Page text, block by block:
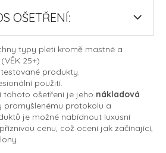
OŠETŘENÍ:
typy pleti kromě mastné a
25+)
produkty.
použití.
tohoto ošetření je jeho nákladová
promyšlenému protokolu a
je možné nabídnout luxusní
cenu, což ocení jak začínající,